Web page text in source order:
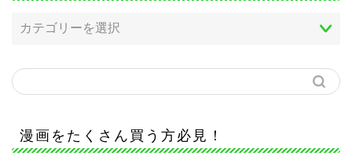
漫画をたくさん買う方必見！